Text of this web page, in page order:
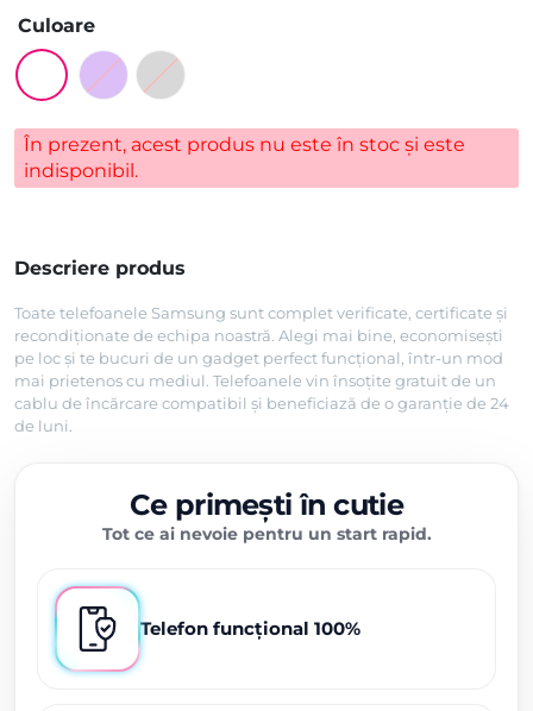
Culoare
În prezent, acest produs nu este în stoc și este
indisponibil.
Descriere produs
Toate telefoanele Samsung sunt complet verificate, certificate și
recondiționate de echipa noastră. Alegi mai bine, economisești
pe loc și te bucuri de un gadget perfect funcțional, într-un mod
mai prietenos cu mediul. Telefoanele vin însoțite gratuit de un
cablu de încărcare compatibil și beneficiază de o garanție de 24
de luni.
Ce primești în cutie
Tot ce ai nevoie pentru un start rapid.
Telefon funcțional 100%